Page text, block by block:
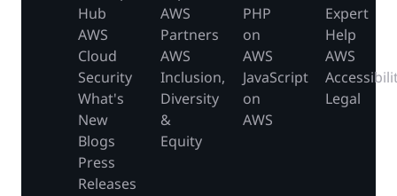
Hub
AWS
Cloud
Security
What's
New
Blogs
Press
Releases
AWS
Partners
AWS
Inclusion,
Diversity
&
Equity
PHP
on
AWS
JavaScript
on
AWS
Expert
Help
AWS
Legal